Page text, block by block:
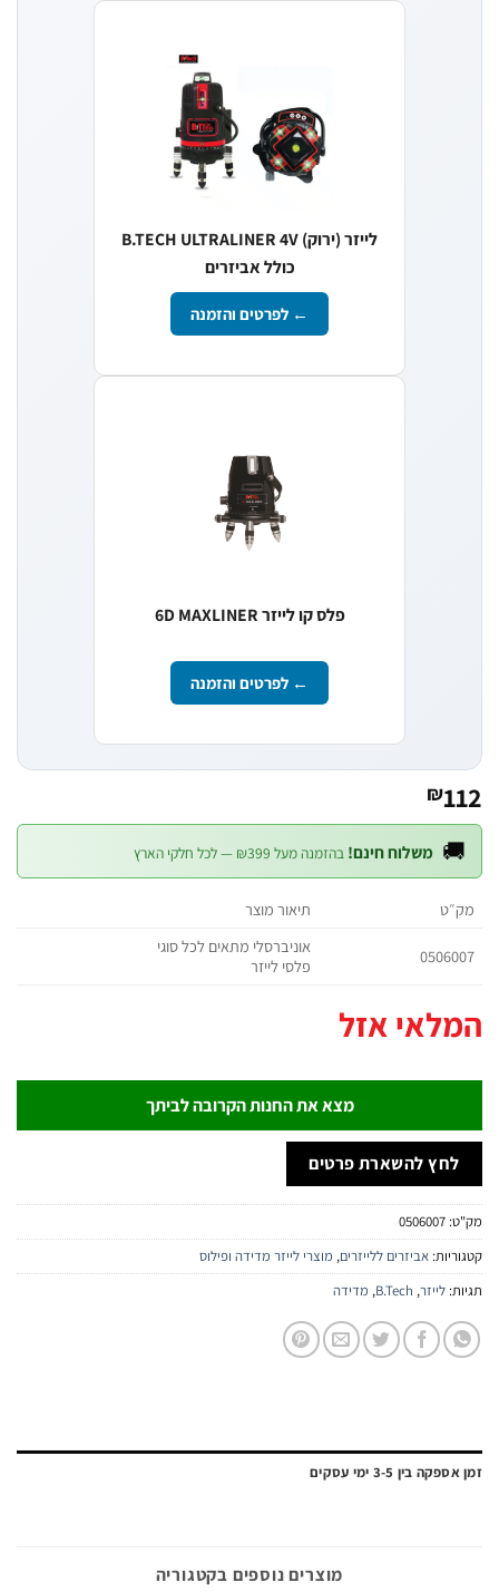
לייזר (ירוק) B.TECH ULTRALINER 4V
כולל אביזרים
← לפרטים והזמנה
פלס קו לייזר 6D MAXLINER
← לפרטים והזמנה
₪
משלוח חינם! בהזמנה מעל ₪399 — לכל חלקי הארץ
תיאור מוצר
אוניברסלי מתאים לכל סוגי
פלסי לייזר
אזל
מצא את החנות הקרובה לביתך
להשארת פרטים
0506007
אביזרים ללייזרים,מוצרי לייזר מדידה ופילוס
לייזר,
B.Tech
,מדידה
בין 3-5 ימי עסקים
מוצרים נוספים בקטגוריה